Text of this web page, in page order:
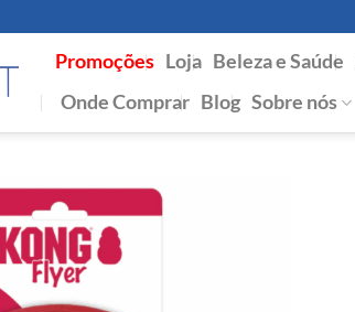
Promoções Loja Beleza e Saúde
Onde Comprar Blog Sobre nós